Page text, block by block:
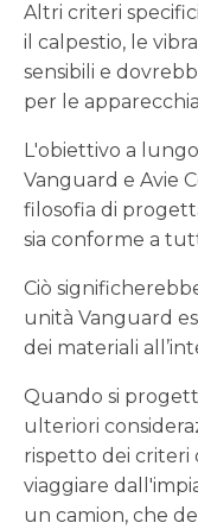
Altri criteri
il calpestio, le
sensibili e
per le
L'obiettivo a
Vanguard e Avie
filosofia di
sia conforme a
Ciò
unità Vanguard
dei materiali
Quando si
ulteriori
rispetto dei criteri
viaggiare
un camion, che